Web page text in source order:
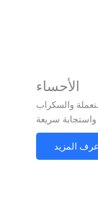
الأحساء
والسكراب